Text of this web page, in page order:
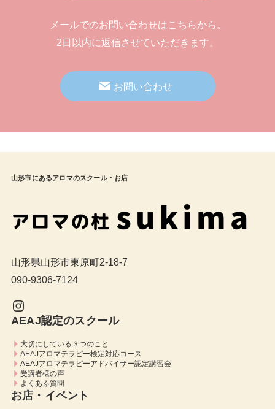
メールでのお問い合わせはこちらから。
2日以内に返信させていただきます。
お問い合わせ
山形市にあるアロマのスクール・お店
山形県山形市東原町2-18-7
090-9306-7124
Instagram
AEAJ認定のスクール
大切にしている３つのこと
AEAJアロマテラピー検定対応コース
AEAJアロマテラピーアドバイザー認定講習会
受講者様の声
よくある質問
お店・イベント